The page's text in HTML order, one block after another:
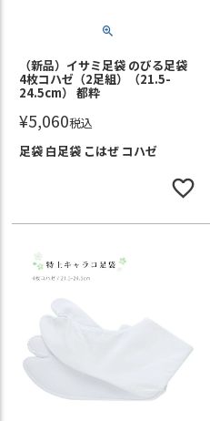
（新品）イサミ足袋 のびる足袋
4枚コハゼ（2足組）（21.5-
24.5cm） 都粋
¥5,060税込
足袋 白足袋 こはぜ コハゼ